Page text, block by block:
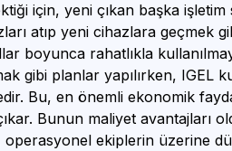
için, yeni çıkan başka
atıp yeni cihazlara geçmek
boyunca rahatlıkla
gibi planlar yapılırken, IGEL
Bu, en önemli ekonomik
Bunun maliyet avantajları
operasyonel ekiplerin üzerine